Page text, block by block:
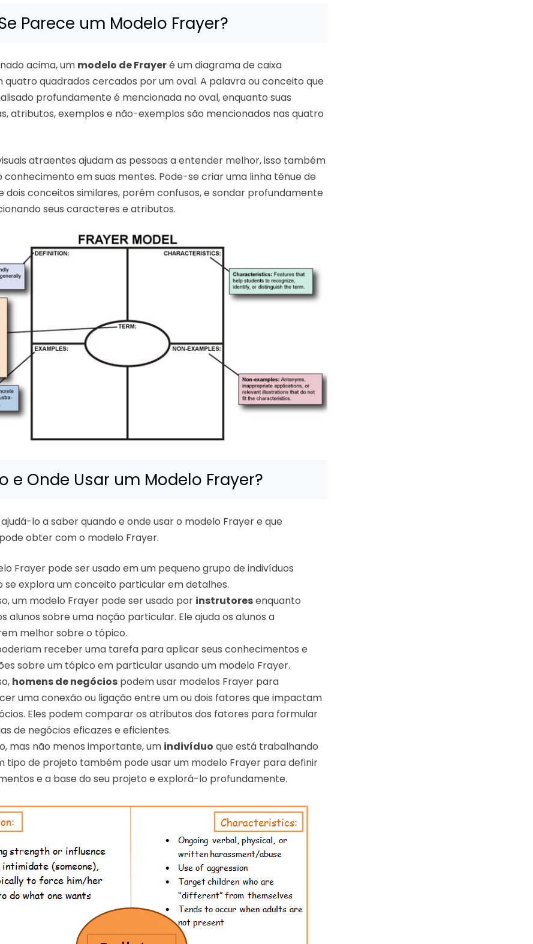
Parece um Modelo Frayer?
acima, um modelo de Frayeré um diagrama de caixa
quatro quadrados cercados por um oval. A palavra ou conceito que
profundamente é mencionada no oval, enquanto suas
atributos, exemplos e não-exemplos são mencionados nas quatro
atraentes ajudam as pessoas a entender melhor, isso também
conhecimento em suas mentes. Pode-se criar uma linha tênue de
dois conceitos similares, porém confusos, e sondar profundamente
seus caracteres e atributos.
e Onde Usar um Modelo Frayer?
lo a saber quando e onde usar o modelo Frayer e que
obter com o modelo Frayer.
Frayer pode ser usado em um pequeno grupo de indivíduos
se explora um conceito particular em detalhes.
um modelo Frayer pode ser usado por instrutoresenquanto
alunos sobre uma noção particular. Ele ajuda os alunos a
melhor sobre o tópico.
receber uma tarefa para aplicar seus conhecimentos e
sobre um tópico em particular usando um modelo Frayer.
homens de negóciospodem usar modelos Frayer para
uma conexão ou ligação entre um ou dois fatores que impactam
Eles podem comparar os atributos dos fatores para formular
de negócios eficazes e eficientes.
mas não menos importante, um indivíduo que está trabalhando
tipo de projeto também pode usar um modelo Frayer para definir
e a base do seu projeto e explorá-lo profundamente.